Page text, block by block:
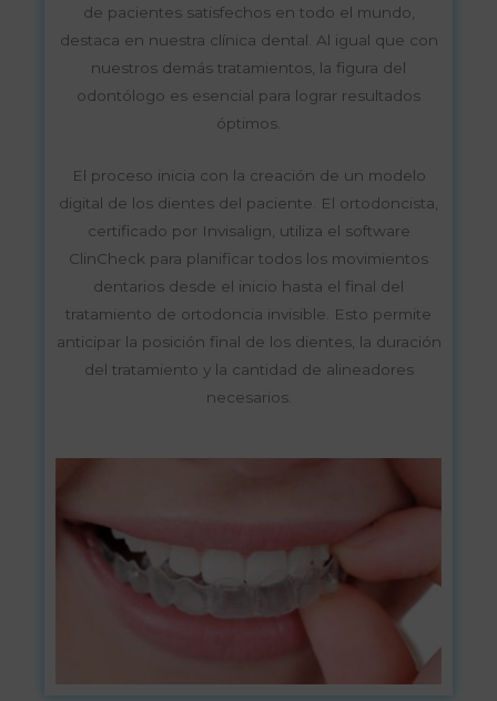
de pacientes satisfechos en todo el mundo,
destaca en nuestra clínica dental. Al igual que con
nuestros demás tratamientos, la figura del
odontólogo es esencial para lograr resultados
óptimos.
El proceso inicia con la creación de un modelo
digital de los dientes del paciente. El ortodoncista,
certificado por Invisalign, utiliza el software
ClinCheck para planificar todos los movimientos
dentarios desde el inicio hasta el final del
tratamiento de ortodoncia invisible. Esto permite
anticipar la posición final de los dientes, la duración
del tratamiento y la cantidad de alineadores
necesarios.